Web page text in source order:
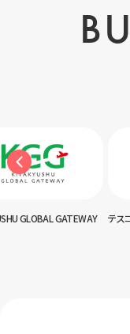
GLOBAL GATEWAY テス